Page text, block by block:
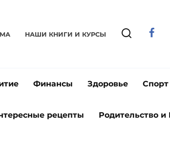
НАШИ КНИГИ И КУРСЫ
Финансы Здоровье Спорт
рецепты Родительство и